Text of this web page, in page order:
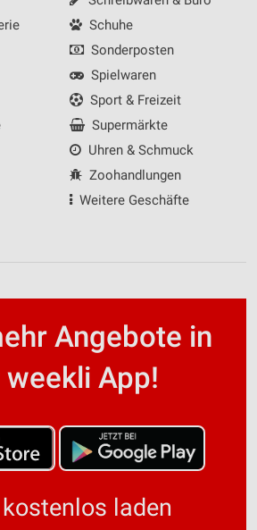
Schuhe
Sonderposten
Spielwaren
Sport & Freizeit
Supermärkte
Uhren & Schmuck
Zoohandlungen
Weitere Geschäfte
Angebote in
weekli App!
laden